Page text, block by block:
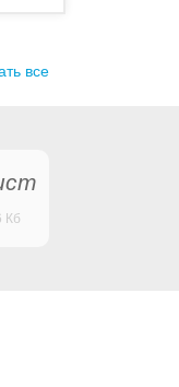
все
Кб